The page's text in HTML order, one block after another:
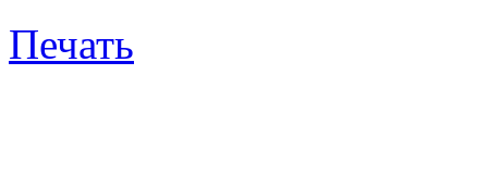
Печать